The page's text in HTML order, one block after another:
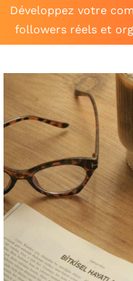
Développez votre
followers réels et